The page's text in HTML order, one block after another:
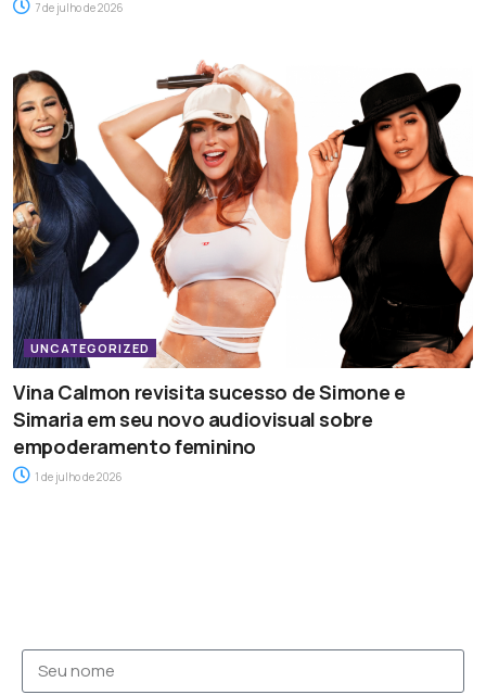
7 de julho de 2026
UNCATEGORIZED
Vina Calmon revisita sucesso de Simone e
Simaria em seu novo audiovisual sobre
empoderamento feminino
1 de julho de 2026